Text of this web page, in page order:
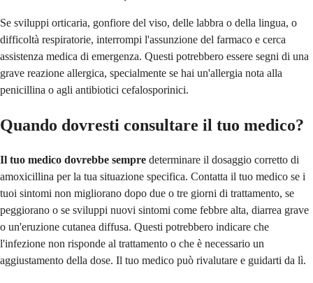
Se sviluppi orticaria, gonfiore del viso, delle labbra o della lingua, o
difficoltà respiratorie, interrompi l'assunzione del farmaco e cerca
assistenza medica di emergenza. Questi potrebbero essere segni di una
grave reazione allergica, specialmente se hai un'allergia nota alla
penicillina o agli antibiotici cefalosporinici.
Quando dovresti consultare il tuo medico?
Il tuo medico dovrebbe sempre determinare il dosaggio corretto di
amoxicillina per la tua situazione specifica. Contatta il tuo medico se i
tuoi sintomi non migliorano dopo due o tre giorni di trattamento, se
peggiorano o se sviluppi nuovi sintomi come febbre alta, diarrea grave
o un'eruzione cutanea diffusa. Questi potrebbero indicare che
l'infezione non risponde al trattamento o che è necessario un
aggiustamento della dose. Il tuo medico può rivalutare e guidarti da lì.